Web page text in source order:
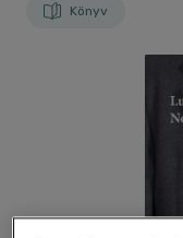
Könyv